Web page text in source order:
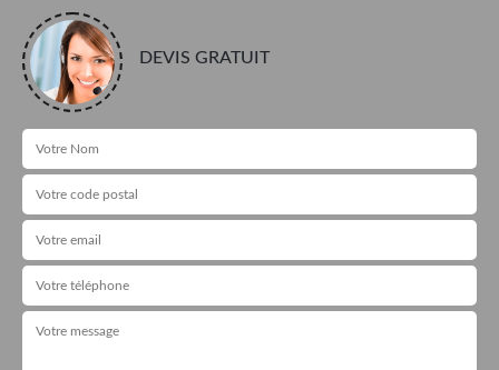
DEVIS GRATUIT